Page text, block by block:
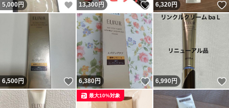
5,000円 いいね！
13,300 円 いいね！
6,320円
6,500円 いいね！
6,380円 いいね！
6,990円
最大10%対象